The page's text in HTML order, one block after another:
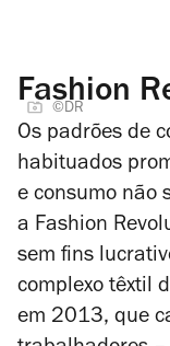
Fashion
©DR
Os padrões de
habituados
e consumo não
a Fashion
sem fins
complexo têxtil
em 2013, que